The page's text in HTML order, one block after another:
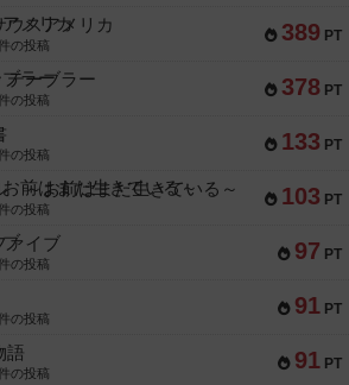
389 PT
ウスアメリカ
の投稿
378 PT
テーブラー
の投稿
133 PT
の投稿
103 PT
～お前はまだ生きている～
の投稿
97 PT
ァイブ
の投稿
91 PT
の投稿
91 PT
語
の投稿